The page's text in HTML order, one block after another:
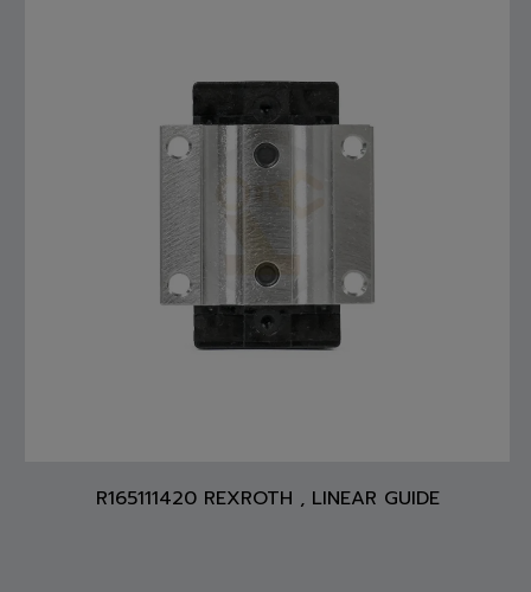
R165111420 REXROTH , LINEAR GUIDE